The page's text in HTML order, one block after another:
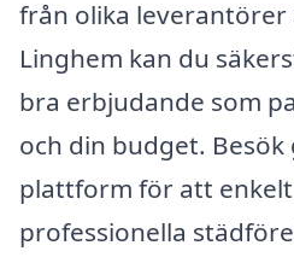
från olika
Linghem kan du
bra erbjudande som
och din budget.
plattform för att
professionella